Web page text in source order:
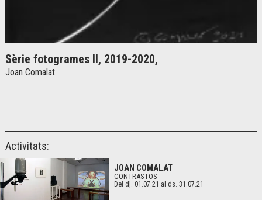
Sèrie fotogrames II, 2019-2020,
Joan Comalat
Activitats:
JOAN COMALAT
CONTRASTOS
Del dj. 01.07.21 al ds. 31.07.21